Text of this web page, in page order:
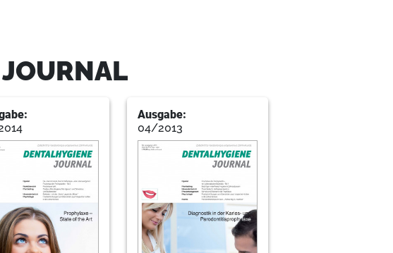
Ausgabe:
04/2013